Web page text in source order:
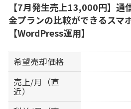
【7月発生売上13,000円】通
金プランの比較ができるスマ
【WordPress運用】
希望売却価格
売上/月（直
近）